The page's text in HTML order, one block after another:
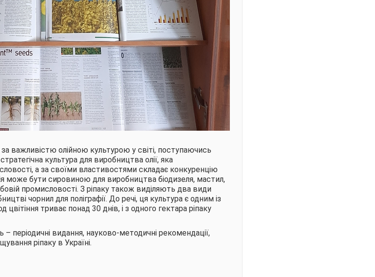
важливістю олійною культурою у світі, поступаючись
культура для виробництва олії, яка
а за своїми властивостями складає конкуренцію
може бути сировиною для виробництва біодизеля, мастил,
промисловості. З ріпаку також виділяють два види
чорнил для поліграфії. До речі, ця культура є одним із
цвітіння триває понад 30 днів, і з одного гектара ріпаку
періодичні видання, науково-методичні рекомендації,
ріпаку в Україні.